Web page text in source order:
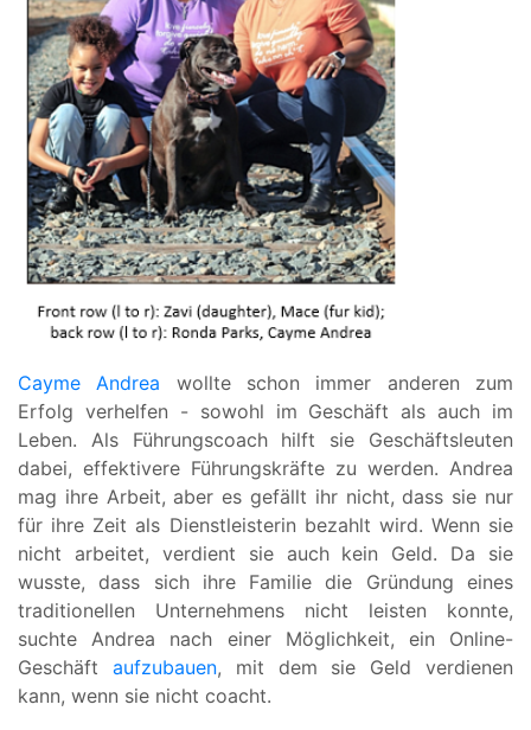
Cayme Andrea wollte schon immer anderen zum
Erfolg verhelfen - sowohl im Geschäft als auch im
Leben. Als Führungscoach hilft sie Geschäftsleuten
dabei, effektivere Führungskräfte zu werden. Andrea
mag ihre Arbeit, aber es gefällt ihr nicht, dass sie nur
für ihre Zeit als Dienstleisterin bezahlt wird. Wenn sie
nicht arbeitet, verdient sie auch kein Geld. Da sie
wusste, dass sich ihre Familie die Gründung eines
traditionellen Unternehmens nicht leisten konnte,
suchte Andrea nach einer Möglichkeit, ein Online-
Geschäft aufzubauen, mit dem sie Geld verdienen
kann, wenn sie nicht coacht.